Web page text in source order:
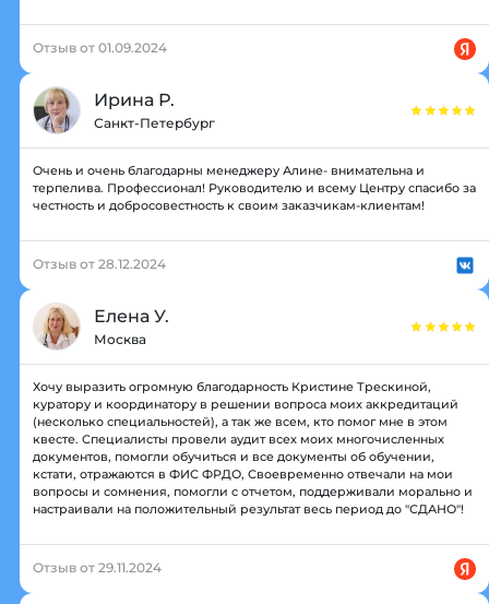
Отзыв от 01.09.2024
Ирина Р.
Санкт-Петербург
Очень и очень благодарны менеджеру Алине- внимательна и
терпелива. Профессионал! Руководителю и всему Центру спасибо за
честность и добросовестность к своим заказчикам-клиентам!
Отзыв от 28.12.2024
Елена У.
Москва
Хочу выразить огромную благодарность Кристине Трескиной,
куратору и координатору в решении вопроса моих аккредитаций
(несколько специальностей), а так же всем, кто помог мне в этом
квесте. Специалисты провели аудит всех моих многочисленных
документов, помогли обучиться и все документы об обучении,
кстати, отражаются в ФИС ФРДО, Своевременно отвечали на мои
вопросы и сомнения, помогли с отчетом, поддерживали морально и
настраивали на положительный результат весь период до "СДАНО"!
Отзыв от 29.11.2024